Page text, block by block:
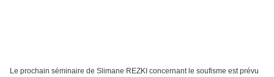
Le prochain séminaire de Slimane REZKI concernant le soufisme est prévu